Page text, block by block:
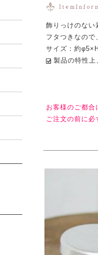
飾りっけのない
フタつきなので
サイズ：約
製品の特性上
お客様のご都
ご注文の前に必